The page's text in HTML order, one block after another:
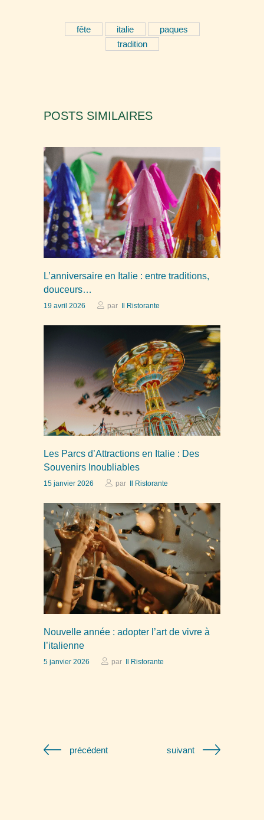
fête italie
paques
tradition
POSTS SIMILAIRES
L’anniversaire en Italie : entre traditions,
douceurs…
19 avril 2026 par Il Ristorante
Les Parcs d’Attractions en Italie : Des
Souvenirs Inoubliables
15 janvier 2026 par Il Ristorante
Nouvelle année : adopter l’art de vivre à
l’italienne
5 janvier 2026 par Il Ristorante
précédent suivant